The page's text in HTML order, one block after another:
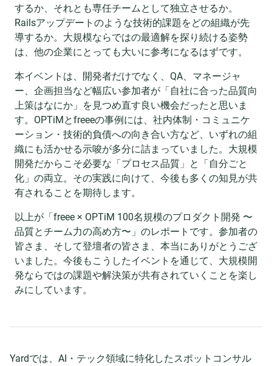
するか、それとも専任チームとして独立させるか。
Railsアップデートのような技術的課題をどの組織が先
導するか。大規模ならではの最適解を探り続ける姿勢
は、他の企業にとっても大いに参考になるはずです。
本イベントは、開発者だけでなく、QA、マネージャ
ー、企画担当など幅広い参加者が「自社に合った品質向
上策はなにか」を見つめ直す良い機会だったと思いま
す。OPTiMとfreeeの事例には、社内体制・コミュニケ
ーション・技術的負債への向き合い方など、いずれの組
織にも活かせる示唆が多分に詰まっていました。大規模
開発だからこそ必要な「プロセス品質」と「自分ごと
化」の両立。その実践に向けて、今後も多くの知見が共
有されることを期待します。
以上が「freee × OPTiM 100名規模のプロダクト開発 〜
品質とチーム力の高め方〜」のレポートです。参加者の
皆さま、そして登壇者の皆さま、本当にありがとうござ
いました。今後もこうしたイベントを通じて、大規模開
発ならではの課題や解決策が共有されていくことを楽し
みにしています。
Yardでは、AI・テック領域に特化したスポットコンサル